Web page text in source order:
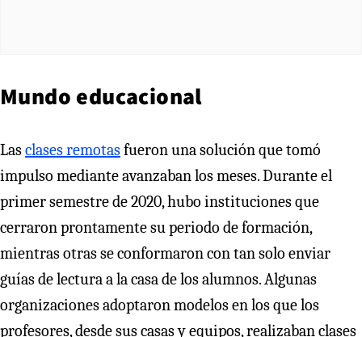
Mundo educacional
Lasclases remotasfueron una solución que tomó
impulso mediante avanzaban los meses. Durante el
primer semestre de 2020, hubo instituciones que
cerraron prontamente su periodo de formación,
mientras otras se conformaron con tan solo enviar
guías de lectura a la casa de los alumnos. Algunas
organizaciones adoptaron modelos en los que los
profesores, desde sus casas y equipos, realizaban clases